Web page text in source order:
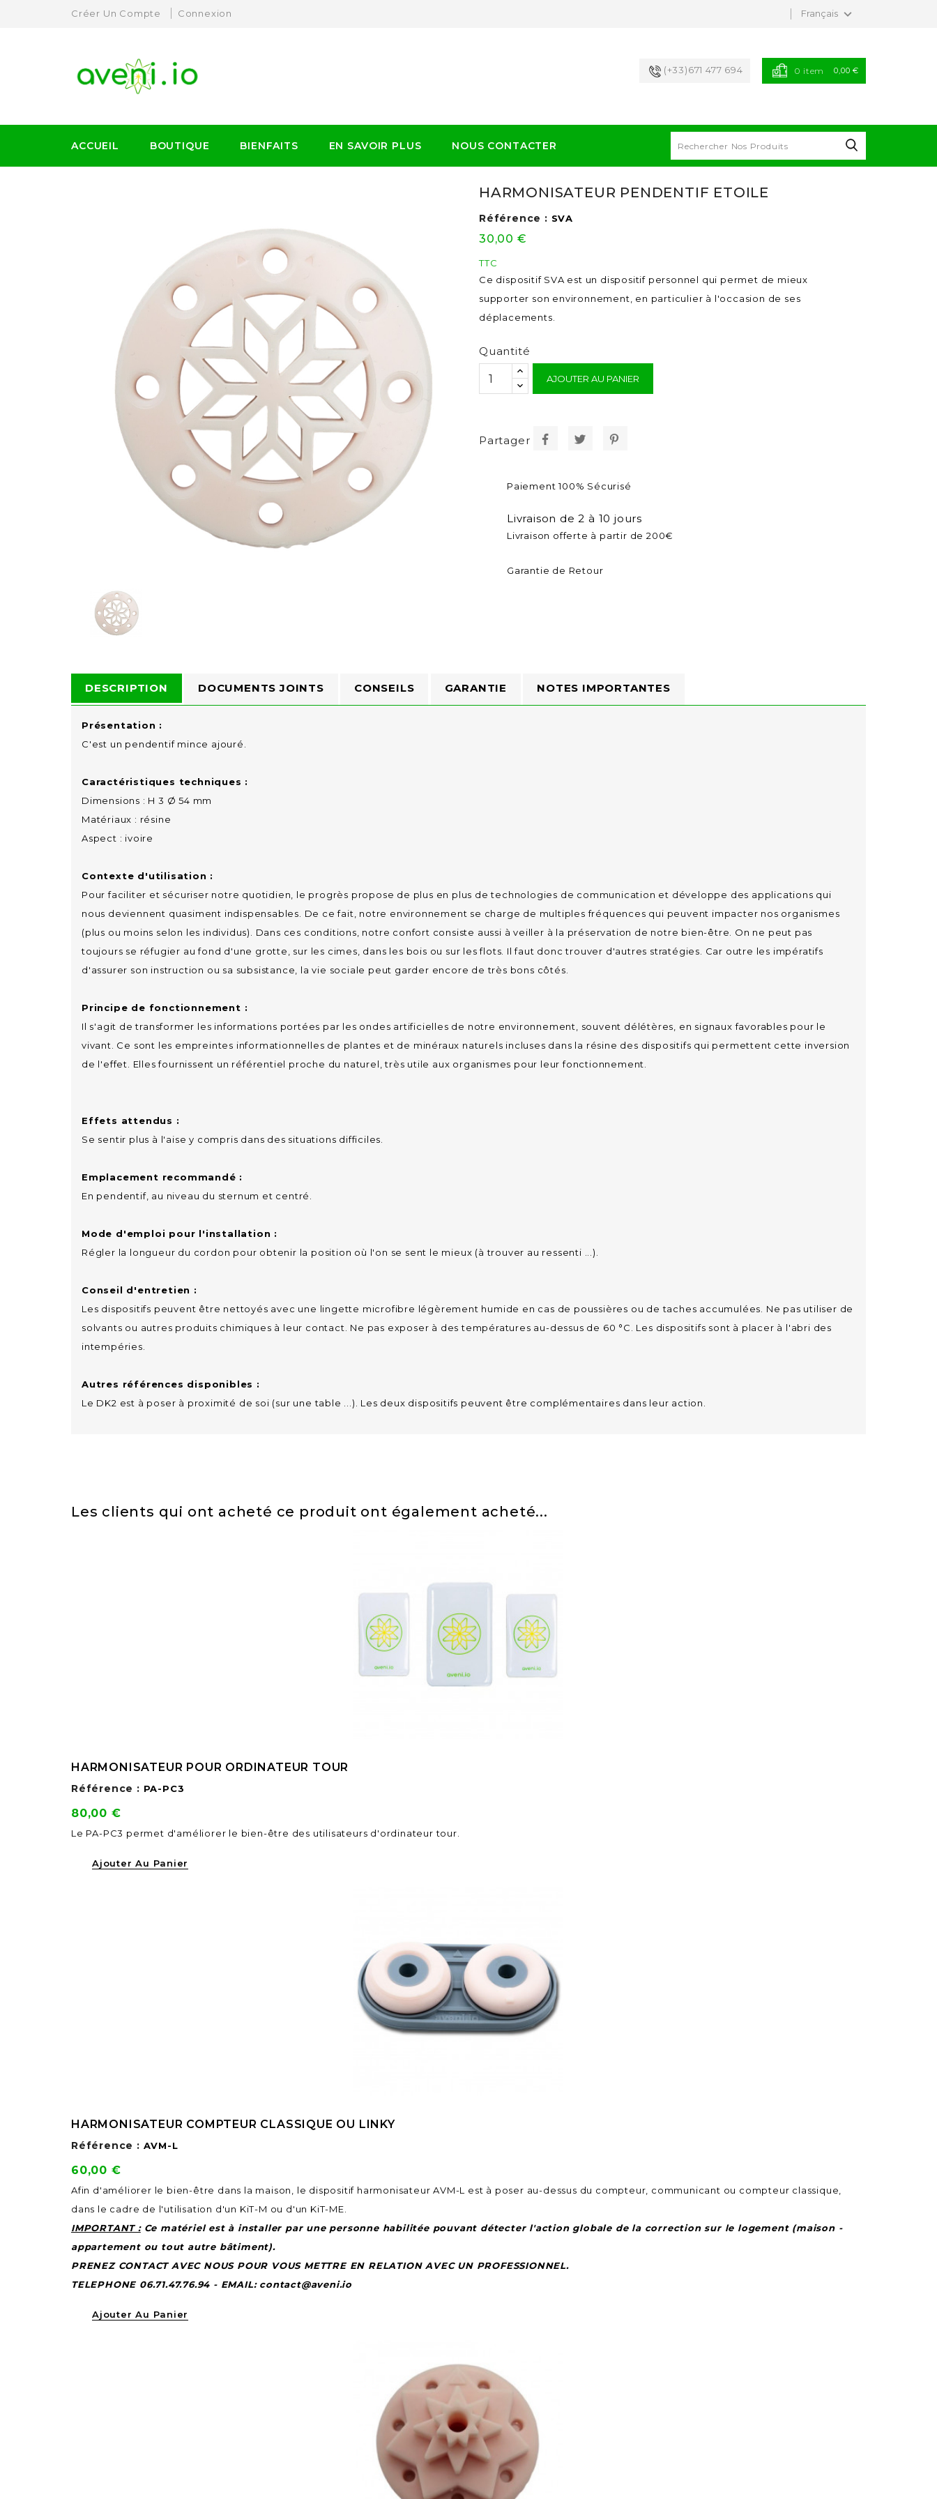
Créer Un Compte Connexion Français keyboard_arrow_down
0 item 0,00 €
(+33)671 477 694
ACCUEIL BOUTIQUE BIENFAITS EN SAVOIR PLUS NOUS CONTACTER
HARMONISATEUR PENDENTIF ETOILE
Référence : SVA
30,00 €
TTC
Ce dispositif SVA est un dispositif personnel qui permet de mieux
supporter son environnement, en particulier à l'occasion de ses
déplacements.
Quantité
AJOUTER AU PANIER
Partager
Paiement 100% Sécurisé
Livraison de 2 à 10 jours
Livraison offerte à partir de 200€
Garantie de Retour
DESCRIPTION DOCUMENTS JOINTS CONSEILS GARANTIE NOTES IMPORTANTES
Présentation :
C'est un pendentif mince ajouré.
Caractéristiques techniques :
Dimensions : H 3 Ø 54 mm
Matériaux : résine
Aspect : ivoire
Contexte d'utilisation :
Pour faciliter et sécuriser notre quotidien, le progrès propose de plus en plus de technologies de communication et développe des applications qui
nous deviennent quasiment indispensables. De ce fait, notre environnement se charge de multiples fréquences qui peuvent impacter nos organismes
(plus ou moins selon les individus). Dans ces conditions, notre confort consiste aussi à veiller à la préservation de notre bien-être. On ne peut pas
toujours se réfugier au fond d'une grotte, sur les cimes, dans les bois ou sur les flots. Il faut donc trouver d'autres stratégies. Car outre les impératifs
d'assurer son instruction ou sa subsistance, la vie sociale peut garder encore de très bons côtés.
Principe de fonctionnement :
Il s'agit de transformer les informations portées par les ondes artificielles de notre environnement, souvent délétères, en signaux favorables pour le
vivant. Ce sont les empreintes informationnelles de plantes et de minéraux naturels incluses dans la résine des dispositifs qui permettent cette inversion
de l'effet. Elles fournissent un référentiel proche du naturel, très utile aux organismes pour leur fonctionnement.
Effets attendus :
Se sentir plus à l'aise y compris dans des situations difficiles.
Emplacement recommandé :
En pendentif, au niveau du sternum et centré.
Mode d'emploi pour l'installation :
Régler la longueur du cordon pour obtenir la position où l'on se sent le mieux (à trouver au ressenti ...).
Conseil d'entretien :
Les dispositifs peuvent être nettoyés avec une lingette microfibre légèrement humide en cas de poussières ou de taches accumulées. Ne pas utiliser de
solvants ou autres produits chimiques à leur contact. Ne pas exposer à des températures au-dessus de 60 °C. Les dispositifs sont à placer à l'abri des
intempéries.
Autres références disponibles :
Le DK2 est à poser à proximité de soi (sur une table ...). Les deux dispositifs peuvent être complémentaires dans leur action.
Les clients qui ont acheté ce produit ont également acheté...
HARMONISATEUR POUR ORDINATEUR TOUR
Référence : PA-PC3
Prix
80,00 €
Le PA-PC3 permet d'améliorer le bien-être des utilisateurs d'ordinateur tour.
Ajouter Au Panier
HARMONISATEUR COMPTEUR CLASSIQUE OU LINKY
Référence : AVM-L
Prix
60,00 €
Afin d'améliorer le bien-être dans la maison, le dispositif harmonisateur AVM-L est à poser au-dessus du compteur, communicant ou compteur classique,
dans le cadre de l'utilisation d'un KiT-M ou d'un KiT-ME.
IMPORTANT :Ce matériel est à installer par une personne habilitée pouvant détecter l'action globale de la correction sur le logement (maison -
appartement ou tout autre bâtiment).
PRENEZ CONTACT AVEC NOUS POUR VOUS METTRE EN RELATION AVEC UN PROFESSIONNEL.
TELEPHONE 06.71.47.76.94 - EMAIL: contact@aveni.io
Ajouter Au Panier